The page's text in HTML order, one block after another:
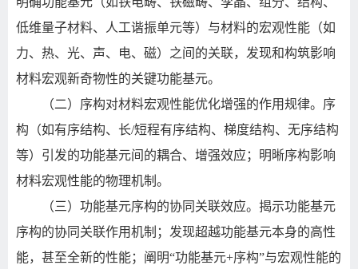
低维量子材料、人工谐振单元等）与材料的宏观性能（如
力、热、光、声、电、磁）之间的关联，发现和构筑影响
材料宏观新奇物性的关键功能基元。
（二）序构对材料宏观性能优化增强的作用规律。序
构（如有序结构、长/短程有序结构、梯度结构、无序结构
等）引发的功能基元间的耦合、增强效应；明晰序构影响
材料宏观性能的物理机制。
（三）功能基元序构的协同关联效应。揭示功能基元
序构的协同关联作用机制；发现超越功能基元本身的高性
能，甚至全新的性能；阐明“功能基元+序构”与宏观性能的